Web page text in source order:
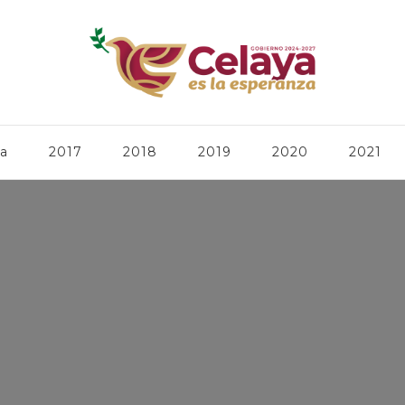
2017 2018 2019 2020 2021